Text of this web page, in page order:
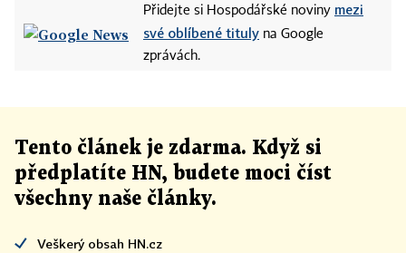
Přidejte si Hospodářské noviny mezi
své oblíbené tituly na Google
zprávách.
Tento článek je zdarma. Když si
předplatíte HN, budete moci číst
všechny naše články.
Veškerý obsah HN.cz